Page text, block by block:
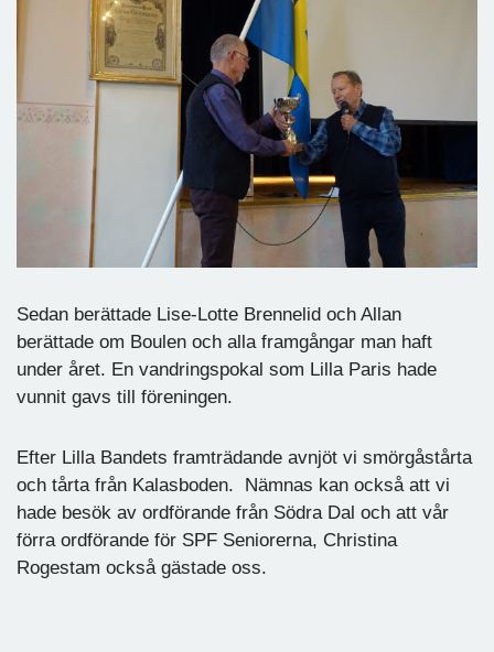
Sedan berättade Lise-Lotte Brennelid och Allan
berättade om Boulen och alla framgångar man haft
under året. En vandringspokal som Lilla Paris hade
vunnit gavs till föreningen.
Efter Lilla Bandets framträdande avnjöt vi smörgåstårta
och tårta från Kalasboden. Nämnas kan också att vi
hade besök av ordförande från Södra Dal och att vår
förra ordförande för SPF Seniorerna, Christina
Rogestam också gästade oss.